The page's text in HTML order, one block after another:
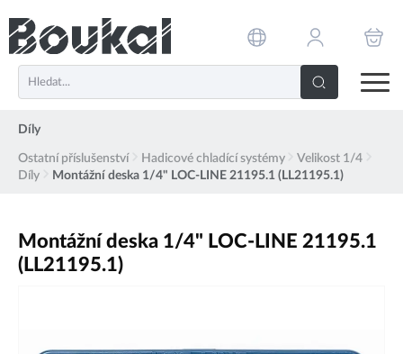
Díly
Ostatní příslušenství Hadicové chladící systémy
Velikost 1/4
Díly
Montážní deska 1/4" LOC-LINE 21195.1 (LL21195.1)
Montážní deska 1/4" LOC-LINE 21195.1
(LL21195.1)